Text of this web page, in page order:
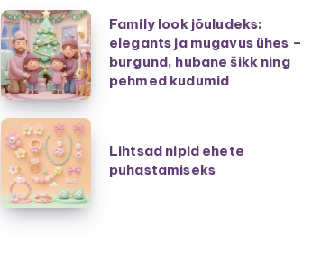
Family
look
jõuludeks:
elegants
ja
mugavus
ühes
–
burgund,
Family look jõuludeks:
elegants ja mugavus ühes –
burgund, hubane šikk ning
pehmed kudumid
Lihtsad
nipid
ehete
puhastamiseks
Lihtsad nipid ehete
puhastamiseks